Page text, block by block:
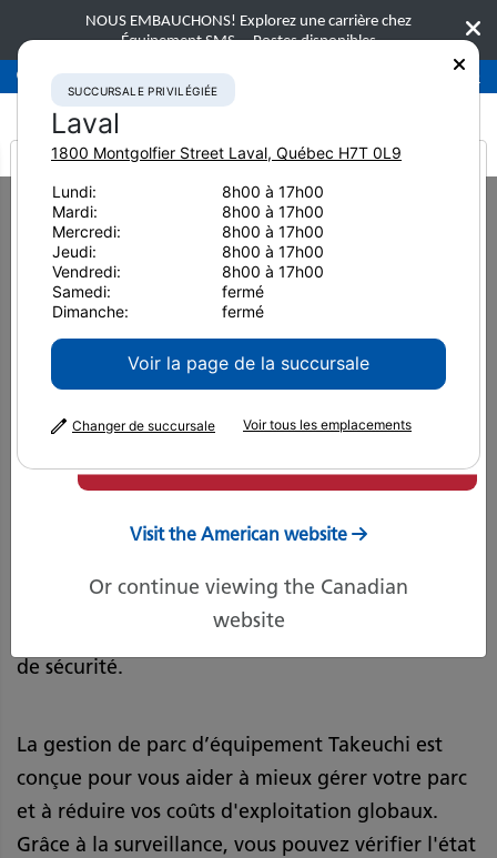
NOUS EMBAUCHONS! Explorez une carrière chez
Équipement SMS. Postes disponibles
Succursale privilégiéeLaval 450-781-9600
Home
Technologies de pointe
Télématique et Solutions de gestion de flotte
Gestion de parc d’équipement Takeuchi
Gestion de parc
d’équipement Takeuchi
Gérer votre parc d’équipement et contrôler
vos coûts d’exploitation
Données détaillées sur les tendances des
pressions et la consommation de carburant. Suivi
détaillé de l’emplacement des machines pour plus
de sécurité.
La gestion de parc d’équipement Takeuchi est
conçue pour vous aider à mieux gérer votre parc
et à réduire vos coûts d'exploitation globaux.
Grâce à la surveillance, vous pouvez vérifier l'état
It looks like you are
from America
Visit the American website
Or continue viewing the Canadian
website
SUCCURSALE PRIVILÉGIÉE
Laval
1800 Montgolfier Street Laval, Québec H7T 0L9
Lundi:
8h00 à 17h00
Mardi:
8h00 à 17h00
Mercredi:
8h00 à 17h00
Jeudi:
8h00 à 17h00
Vendredi:
8h00 à 17h00
Samedi:
fermé
Dimanche:
fermé
Voir la page de la succursale
Changer de succursale Voir tous les emplacements